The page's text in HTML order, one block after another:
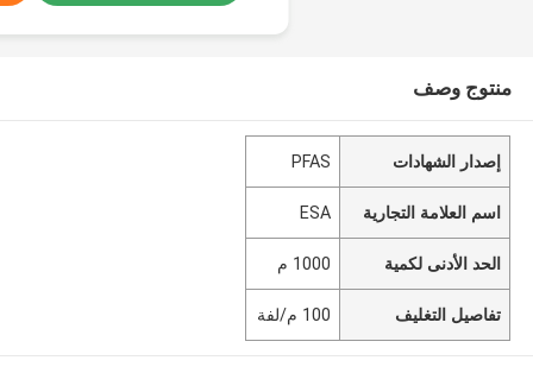
منتوج وصف
إصدار الشهادات PFAS
اسم العلامة التجارية ESA
الحد الأدنى لكمية 1000 م
تفاصيل التغليف 100 م/لفة